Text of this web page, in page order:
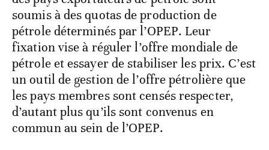
soumis à des quotas de production de
pétrole déterminés par l’OPEP. Leur
fixation vise à réguler l’offre mondiale de
pétrole et essayer de stabiliser les prix. C’est
un outil de gestion de l’offre pétrolière que
les pays membres sont censés respecter,
d’autant plus qu’ils sont convenus en
commun au sein de l’OPEP.